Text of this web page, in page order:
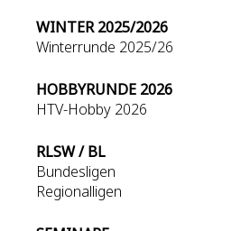
WINTER 2025/2026
Winterrunde 2025/26
HOBBYRUNDE 2026
HTV-Hobby 2026
RLSW / BL
Bundesligen
Regionalligen